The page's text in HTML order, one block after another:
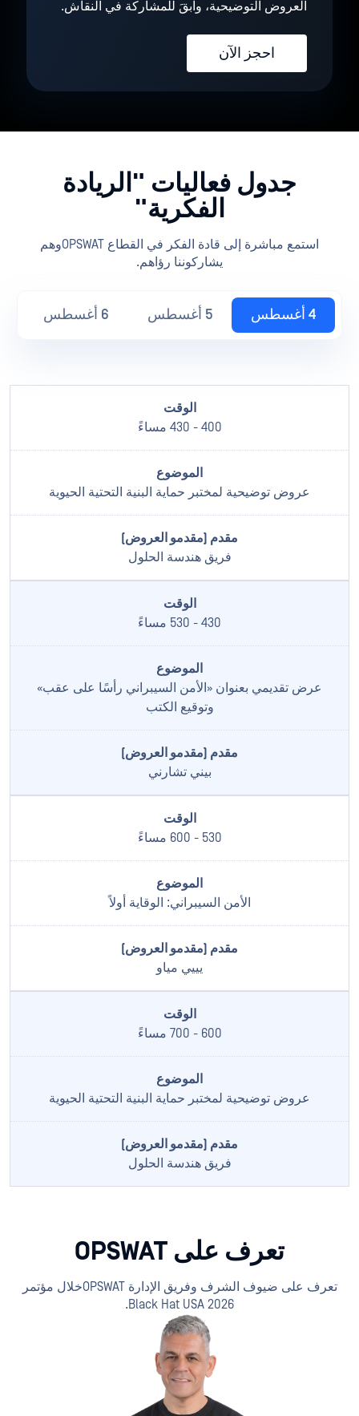
العروض التوضيحية، وابقَ للمشاركة في النقاش.
احجز الآن
جدول فعاليات "الريادة
الفكرية"
استمع مباشرة إلى قادة الفكر في القطاع OPSWATوهم
يشاركوننا رؤاهم.
4 أغسطس 5 أغسطس 6 أغسطس
400 - 430 مساءً
عروض توضيحية لمختبر حماية البنية التحتية الحيوية
فريق هندسة الحلول
430 - 530 مساءً
عرض تقديمي بعنوان «الأمن السيبراني رأسًا على عقب»
وتوقيع الكتب
بيني تشارني
530 - 600 مساءً
الأمن السيبراني: الوقاية أولاً
يييي مياو
600 - 700 مساءً
عروض توضيحية لمختبر حماية البنية التحتية الحيوية
فريق هندسة الحلول
تعرف على OPSWAT
تعرف على ضيوف الشرف وفريق الإدارة OPSWATخلال مؤتمر
Black Hat USA 2026.